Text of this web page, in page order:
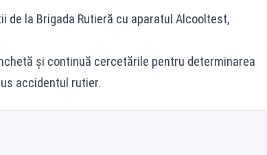
la Brigada Rutieră cu aparatul Alcooltest,
și continuă cercetările pentru determinarea
accidentul rutier.